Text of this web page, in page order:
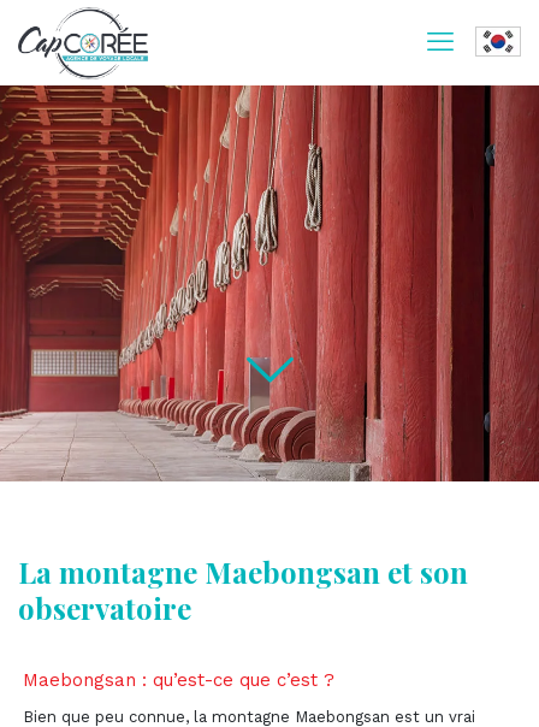
La montagne Maebongsan et son
observatoire
Maebongsan : qu’est-ce que c’est ?
Bien que peu connue, la montagne Maebongsan est un vrai